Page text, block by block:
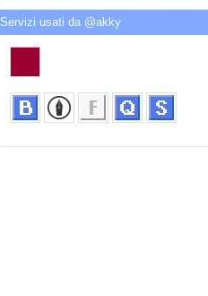
Servizi usati da @akky